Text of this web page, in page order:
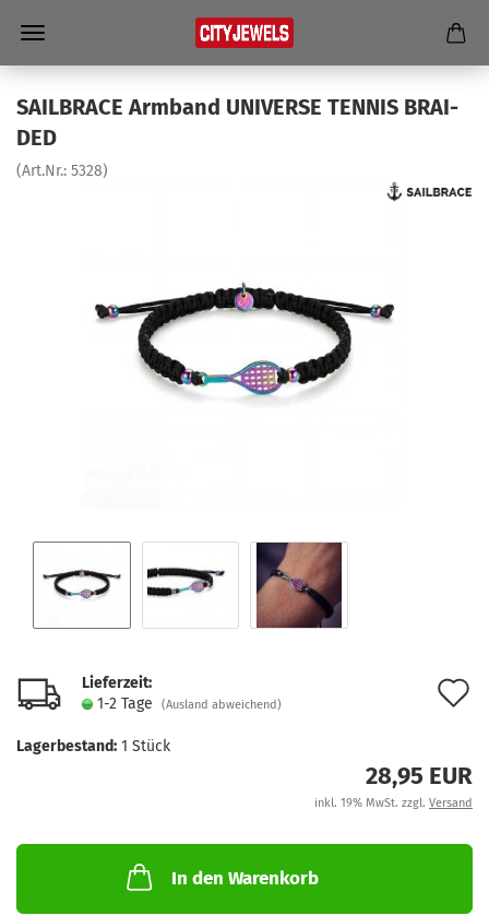
SAILBRACE Arm­band UNI­VER­SE TEN­NIS BRAI­
DED
(Art.Nr.: 5328)
Lieferzeit:
1-2 Tage
(Ausland abweichend)
Lagerbestand: 1 Stück
28,95 EUR
inkl. 19% MwSt. zzgl. Versand
In den Warenkorb